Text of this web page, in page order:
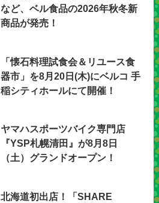
など、ベル食品の2026年秋冬新
商品が発売！
「懐石料理試食会＆リユース食
器市」を8月20日(木)にベルコ 手
稲シティホールにて開催！
ヤマハスポーツバイク専門店
『YSP札幌清田』が8月8日
（土）グランドオープン！
北海道初出店！「SHARE